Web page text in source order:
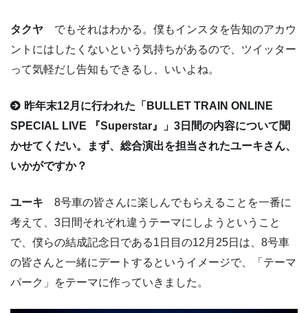
タクヤ でもそれはわかる。僕もインスタを告知のアカウ
ントにはしたくないという気持ちがあるので、ツイッター
って気軽だし告知もできるし、いいよね。
昨年末12月に行われた「BULLET TRAIN ONLINE
SPECIAL LIVE 『Superstar』」3日間の内容について聞
かせてくだい。まず、総合演出を担当されたユーキさん、
いかがですか？
ユーキ 8号車の皆さんに楽しんでもらえることを一番に
考えて、3日間それぞれ違うテーマにしようということ
で、僕らの結成記念日である1日目の12月25日は、8号車
の皆さんと一緒にデートするというイメージで、「テーマ
パーク」をテーマに作っていきました。